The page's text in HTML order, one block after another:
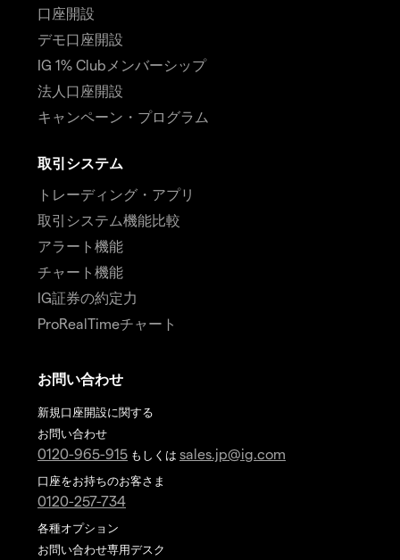
口座開設
デモ口座開設
IG 1% Clubメンバーシップ
法人口座開設
キャンペーン・プログラム
取引システム
トレーディング・アプリ
取引システム機能比較
アラート機能
チャート機能
IG証券の約定力
ProRealTimeチャート
お問い合わせ
新規口座開設に関する
お問い合わせ
0120-965-915 もしくは sales.jp@ig.com
口座をお持ちのお客さま
0120-257-734
各種オプション
お問い合わせ専用デスク